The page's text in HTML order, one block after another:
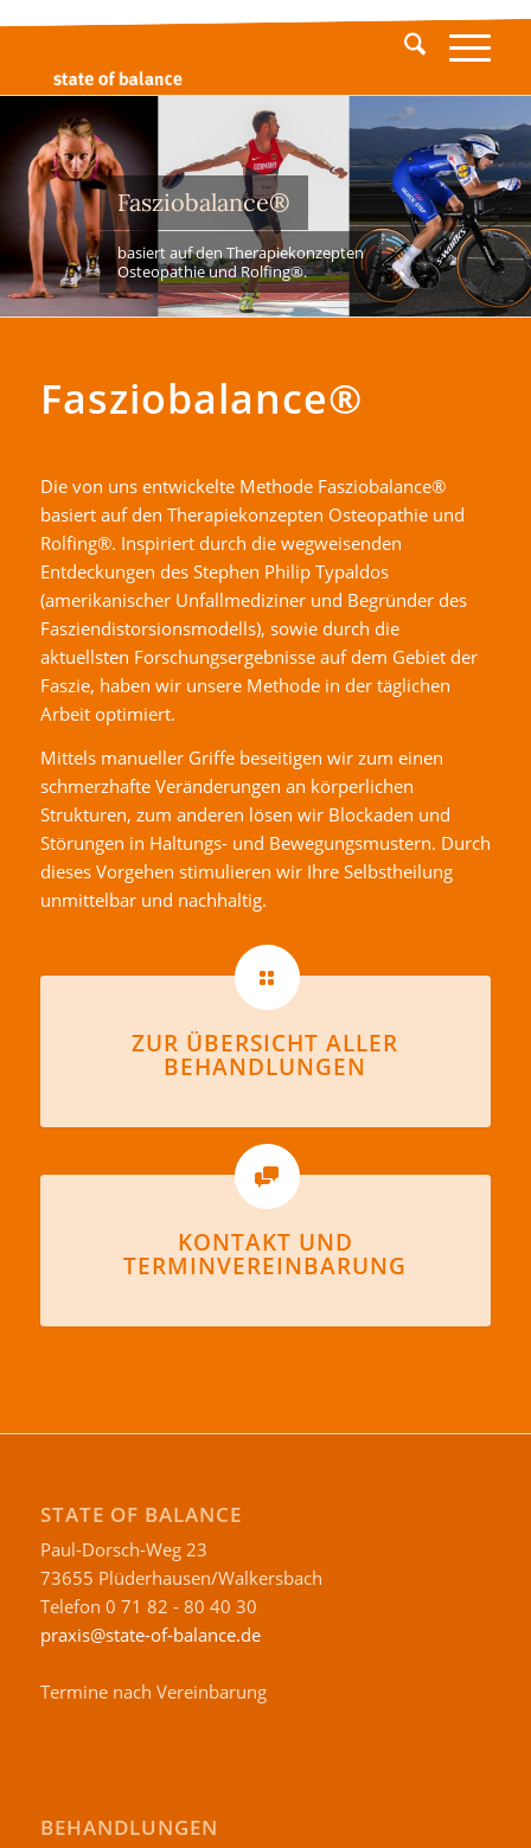
Fasziobalance®
basiert auf den Therapiekonzepten
Osteopathie und Rolfing®.
Fasziobalance®
Die von uns entwickelte Methode Fasziobalance®
basiert auf den Therapiekonzepten Osteopathie und
Rolfing®. Inspiriert durch die wegweisenden
Entdeckungen des Stephen Philip Typaldos
(amerikanischer Unfallmediziner und Begründer des
Fasziendistorsionsmodells), sowie durch die
aktuellsten Forschungsergebnisse auf dem Gebiet der
Faszie, haben wir unsere Methode in der täglichen
Arbeit optimiert.
Mittels manueller Griffe beseitigen wir zum einen
schmerzhafte Veränderungen an körperlichen
Strukturen, zum anderen lösen wir Blockaden und
Störungen in Haltungs- und Bewegungsmustern. Durch
dieses Vorgehen stimulieren wir Ihre Selbstheilung
unmittelbar und nachhaltig.
ZUR ÜBERSICHT ALLER
BEHANDLUNGEN
KONTAKT UND
TERMINVEREINBARUNG
STATE OF BALANCE
Paul-Dorsch-Weg 23
73655 Plüderhausen/Walkersbach
Telefon 0 71 82 - 80 40 30
praxis@state-of-balance.de
Termine nach Vereinbarung
BEHANDLUNGEN